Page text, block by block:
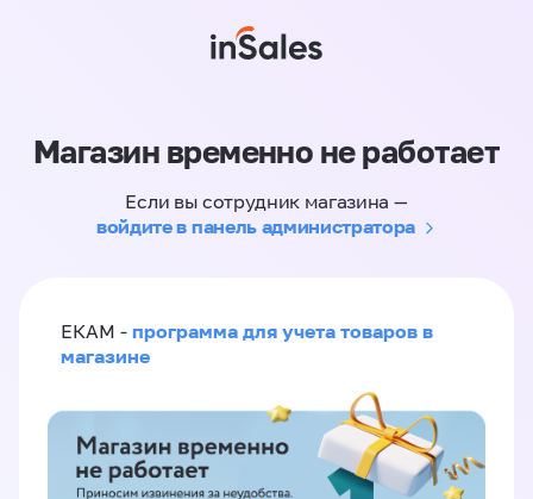
Магазин временно не работает
Если вы сотрудник магазина —
войдите в панель администратора
ЕКАМ - программа для учета товаров в
магазине